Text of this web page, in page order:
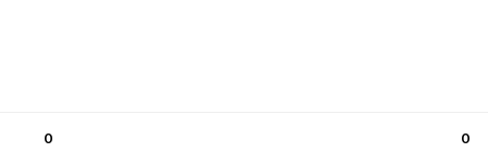
0 0